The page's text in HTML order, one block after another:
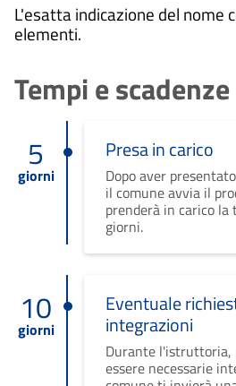
L'esatta indicazione del nome
elementi.
Tempi e scadenze
5
giorni
Presa in carico
Dopo aver
il comune avvia il
prenderà in carico la
giorni.
10
giorni
Eventuale
integrazioni
Durante l'istruttoria,
essere necessarie